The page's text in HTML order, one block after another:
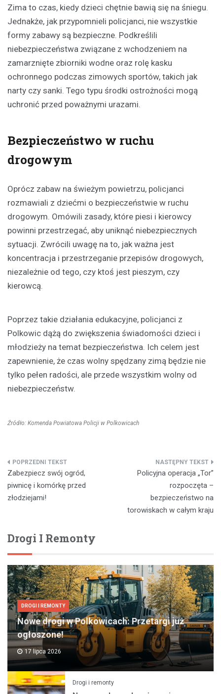
Zima to czas, kiedy dzieci chętnie bawią się na śniegu.
Jednakże, jak przypomnieli policjanci, nie wszystkie
formy zabawy są bezpieczne. Podkreślili
niebezpieczeństwa związane z wchodzeniem na
zamarznięte zbiorniki wodne oraz rolę kasku
ochronnego podczas zimowych sportów, takich jak
narty czy sanki. Tego typu środki ostrożności mogą
uchronić przed poważnymi urazami.
Bezpieczeństwo w ruchu
drogowym
Oprócz zabaw na świeżym powietrzu, policjanci
rozmawiali z dziećmi o bezpieczeństwie w ruchu
drogowym. Omówili zasady, które piesi i kierowcy
powinni przestrzegać, aby uniknąć niebezpiecznych
sytuacji. Zwrócili uwagę na to, jak ważna jest
koncentracja i przestrzeganie przepisów drogowych,
niezależnie od tego, czy ktoś jest pieszym, czy
kierowcą.
Poprzez takie działania edukacyjne, policjanci z
Polkowic dążą do zwiększenia świadomości dzieci i
młodzieży na temat bezpieczeństwa. Ich celem jest
zapewnienie, że czas wolny spędzany zimą będzie nie
tylko pełen radości, ale przede wszystkim wolny od
niebezpieczeństw.
Źródło: Komenda Powiatowa Policji w Polkowicach
Nawigacja
wpisu
Zabezpiecz swój ogród,
piwnicę i komórkę przed
złodziejami!
Policyjna operacja „Tor”
rozpoczęta –
bezpieczeństwo na
torowiskach w całym kraju
Drogi I Remonty
DROGI I REMONTY
Nowe drogi w Polkowicach: Przetargi już
ogłoszone!
17 lipca 2026
Drogi i remonty